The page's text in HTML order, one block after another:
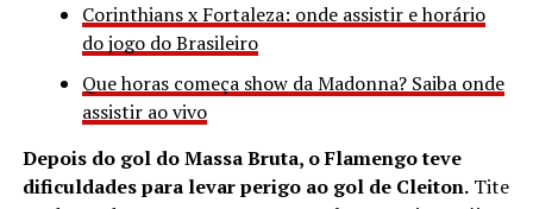
Corinthians x Fortaleza: onde assistir e horário
do jogo do Brasileiro
Que horas começa show da Madonna? Saiba onde
assistir ao vivo
Depois do gol do Massa Bruta, o Flamengo teve
dificuldades para levar perigo ao gol de Cleiton.Tite